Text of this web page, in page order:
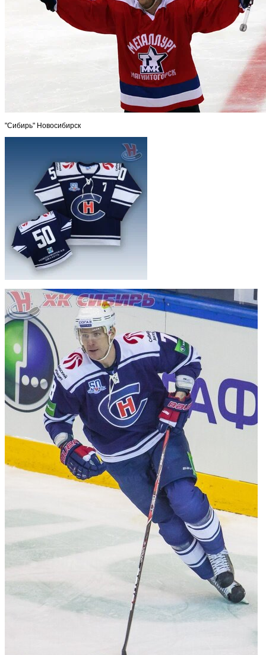
"Сибирь" Новосибирск